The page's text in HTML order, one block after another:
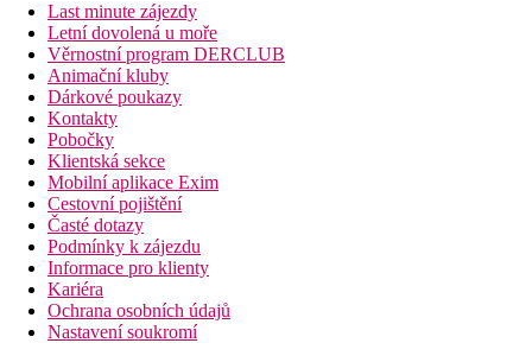
Last minute zájezdy
Letní dovolená u moře
Věrnostní program DERCLUB
Animační kluby
Dárkové poukazy
Kontakty
Pobočky
Klientská sekce
Mobilní aplikace Exim
Cestovní pojištění
Časté dotazy
Podmínky k zájezdu
Informace pro klienty
Kariéra
Ochrana osobních údajů
Nastavení soukromí